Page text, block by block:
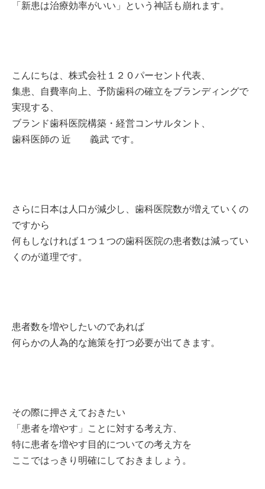
「新患は治療効率がいい」という神話も崩れます。
こんにちは、株式会社１２０パーセント代表、
集患、自費率向上、予防歯科の確立をブランディングで
実現する、
ブランド歯科医院構築・経営コンサルタント、
歯科医師の 近 義武 です。
さらに日本は人口が減少し、歯科医院数が増えていくの
ですから
何もしなければ１つ１つの歯科医院の患者数は減ってい
くのが道理です。
患者数を増やしたいのであれば
何らかの人為的な施策を打つ必要が出てきます。
その際に押さえておきたい
「患者を増やす」ことに対する考え方、
特に患者を増やす目的についての考え方を
ここではっきり明確にしておきましょう。